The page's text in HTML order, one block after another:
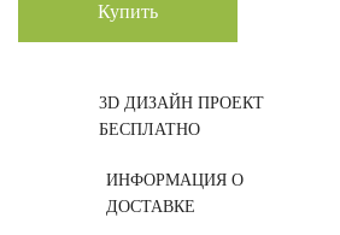
Купить
3D ДИЗАЙН ПРОЕКТ
БЕСПЛАТНО
ИНФОРМАЦИЯ О
ДОСТАВКЕ